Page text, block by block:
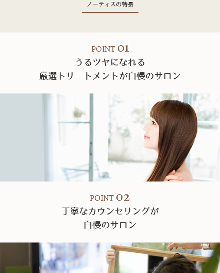
ノーティスの特長
POINT 01
うるツヤになれる
厳選トリートメントが自慢のサロン
POINT 02
丁寧なカウンセリングが
自慢のサロン